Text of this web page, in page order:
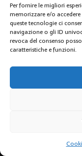
Per fornire le migliori
memorizzare e/o
queste tecnologie ci
navigazione o gli ID
revoca del consenso
caratteristiche e funzioni.
PRÉCÉDENT